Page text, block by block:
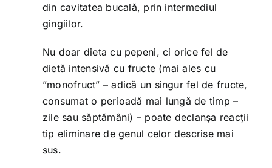
din cavitatea bucală, prin intermediul
gingiilor.
Nu doar dieta cu pepeni, ci orice fel de
dietă intensivă cu fructe (mai ales cu
”monofruct” – adică un singur fel de fructe,
consumat o perioadă mai lungă de timp –
zile sau săptămâni) – poate declanșa reacții
tip eliminare de genul celor descrise mai
sus.